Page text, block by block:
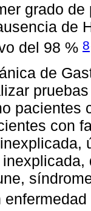
grado
de
del 98 % 8
de
pacientes
con